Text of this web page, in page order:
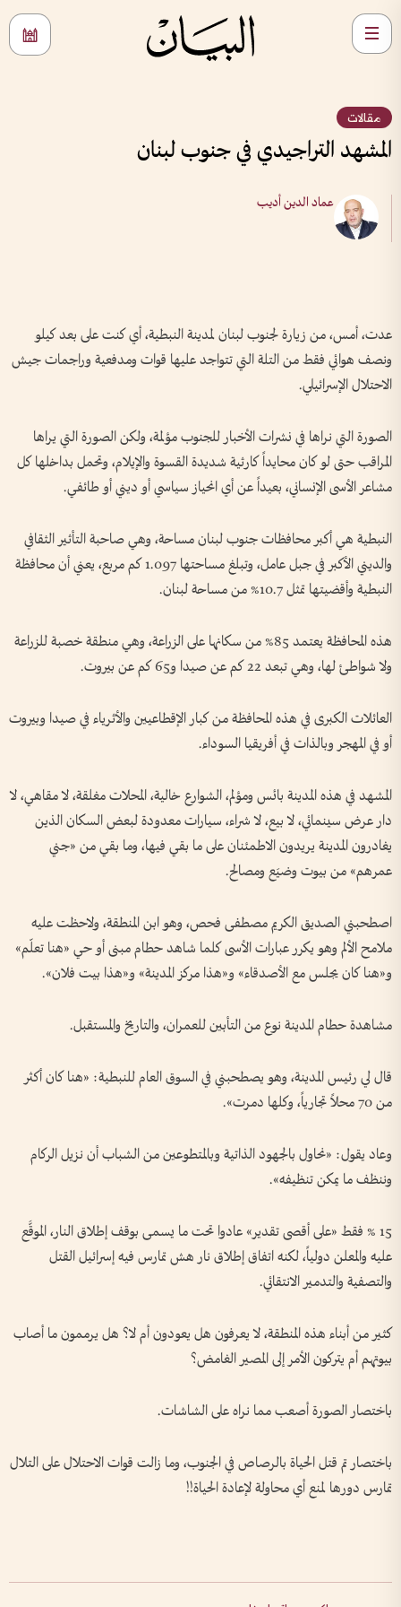
مقالات
المشهد التراجيدي في جنوب لبنان
عماد الدين أديب
عدت، أمس، من زيارة لجنوب لبنان لمدينة النبطية، أي كنت على بعد كيلو
ونصف هوائي فقط من التلة التي تتواجد عليها قوات ومدفعية وراجمات جيش
الاحتلال الإسرائيلي.
الصورة التي نراها في نشرات الأخبار للجنوب مؤلمة، ولكن الصورة التي يراها
المراقب حتى لو كان محايداً كارثية شديدة القسوة والإيلام، وتحمل بداخلها كل
مشاعر الأسى الإنساني، بعيداً عن أي انحياز سياسي أو ديني أو طائفي.
النبطية هي أكبر محافظات جنوب لبنان مساحة، وهي صاحبة التأثير الثقافي
والديني الأكبر في جبل عامل، وتبلغ مساحتها 1.097 كم مربع، يعني أن محافظة
النبطية وأقضيتها تمثل 10.7% من مساحة لبنان.
هذه المحافظة يعتمد 85% من سكانها على الزراعة، وهي منطقة خصبة للزراعة
ولا شواطئ لها، وهي تبعد 22 كم عن صيدا و65 كم عن بيروت.
العائلات الكبرى في هذه المحافظة من كبار الإقطاعيين والأثرياء في صيدا وبيروت
أو في المهجر وبالذات في أفريقيا السوداء.
المشهد في هذه المدينة بائس ومؤلم، الشوارع خالية، المحلات مغلقة، لا مقاهي، لا
دار عرض سينمائي، لا بيع، لا شراء، سيارات معدودة لبعض السكان الذين
يغادرون المدينة يريدون الاطمئنان على ما بقي فيها، وما بقي من «جني
عمرهم» من بيوت وضيَع ومصالح.
اصطحبني الصديق الكريم مصطفى فحص، وهو ابن المنطقة، ولاحظت عليه
ملامح الألم وهو يكرر عبارات الأسى كلما شاهد حطام مبنى أو حي «هنا تعلّم»
و«هنا كان يجلس مع الأصدقاء» و«هذا مركز المدينة» و«هذا بيت فلان».
مشاهدة حطام المدينة نوع من التأبين للعمران، والتاريخ والمستقبل.
قال لي رئيس المدينة، وهو يصطحبني في السوق العام للنبطية: «هنا كان أكثر
من 70 محلاً تجارياً، وكلها دمرت».
وعاد يقول: «نحاول بالجهود الذاتية وبالمتطوعين من الشباب أن نزيل الركام
وننظف ما يمكن تنظيفه».
15 % فقط «على أقصى تقدير» عادوا تحت ما يسمى بوقف إطلاق النار، الموقَّع
عليه والمعلن دولياً، لكنه اتفاق إطلاق نار هش تمارس فيه إسرائيل القتل
والتصفية والتدمير الانتقائي.
كثير من أبناء هذه المنطقة، لا يعرفون هل يعودون أم لا؟ هل يرممون ما أصاب
بيوتهم أم يتركون الأمر إلى المصير الغامض؟
باختصار الصورة أصعب مما نراه على الشاشات.
باختصار تم قتل الحياة بالرصاص في الجنوب، وما زالت قوات الاحتلال على التلال
تمارس دورها لمنع أي محاولة لإعادة الحياة!!